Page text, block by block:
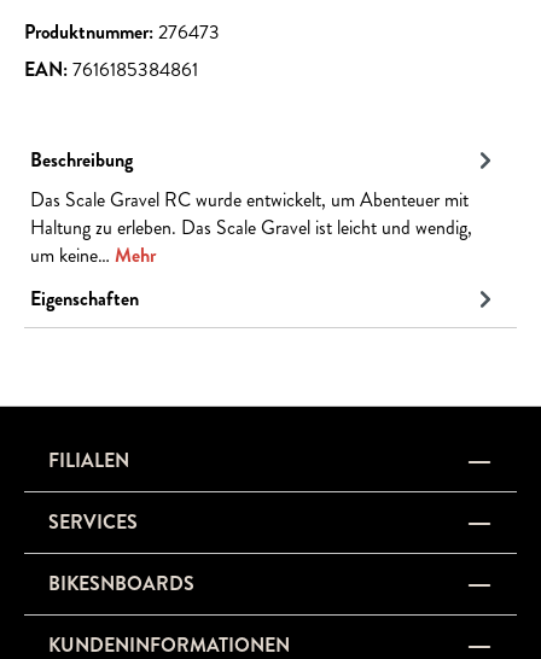
Produktnummer:276473
EAN:7616185384861
Beschreibung
Das Scale Gravel RC wurde entwickelt, um Abenteuer mit
Haltung zu erleben. Das Scale Gravel ist leicht und wendig,
um keine… Mehr
Eigenschaften
FILIALEN
SERVICES
BIKESNBOARDS
KUNDENINFORMATIONEN